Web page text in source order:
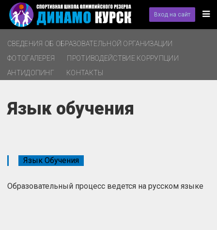
Вход на сайт
СВЕДЕНИЯ ОБ ОБРАЗОВАТЕЛЬНОЙ ОРГАНИЗАЦИИ
ФОТОГАЛЕРЕЯ
ПРОТИВОДЕЙСТВИЕ КОРРУПЦИИ
АНТИДОПИНГ
КОНТАКТЫ
Язык обучения
Язык Обучения
Образовательный процесс ведется на русском языке